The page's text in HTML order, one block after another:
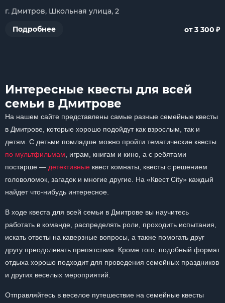
г. Дмитров, Школьная улица, 2
Подробнее
от 3 300 ₽
Интересные квесты для всей
семьи в Дмитрове
На нашем сайте представлены самые разные семейные квесты
в Дмитрове, которые хорошо подойдут как взрослым, так и
детям. С детьми помладше можно пройти тематические квесты
по мультфильмам , играм, книгам и кино, а с ребятами
постарше — детективные квест комнаты, квесты с решением
головоломок, загадок и многие другие. На «Квест City» каждый
найдет что-нибудь интересное.
В ходе квеста для всей семьи в Дмитрове вы научитесь
работать в команде, распределять роли, проходить испытания,
искать ответы на каверзные вопросы, а также помогать друг
другу преодолевать препятствия. Кроме того, подобный формат
отдыха хорошо подходит для проведения семейных праздников
и других веселых мероприятий.
Отправляйтесь в веселое путешествие на семейные квесты